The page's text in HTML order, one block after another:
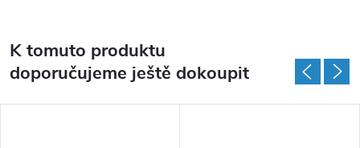
K tomuto produktu
doporučujeme ještě dokoupit